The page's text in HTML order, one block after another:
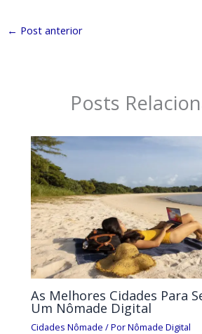
← Post anterior
Posts
As Melhores Cidades Para
Um Nômade Digital
Cidades Nômade / PorNômade Digital